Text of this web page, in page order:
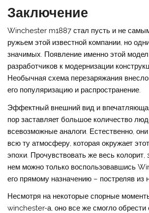
Заключение
Winchester m1887 стал пусть и не
ружьем этой известной компании, но
значимых. Появление именно этой
разработчиков к модернизации
Необычная схема перезаряжания
его популяризацию и распространение.
Эффектный внешний вид и
пор заставляет большое количество
всевозможные аналоги. Естественно,
всю ту атмосферу, которая окружает
эпохи. Прочувствовать же весь
нем можно только воспользовавшись
его прямому назначению – постреляв из
Несмотря на некоторые спорные
winchester-а, оно все же смогло обрести